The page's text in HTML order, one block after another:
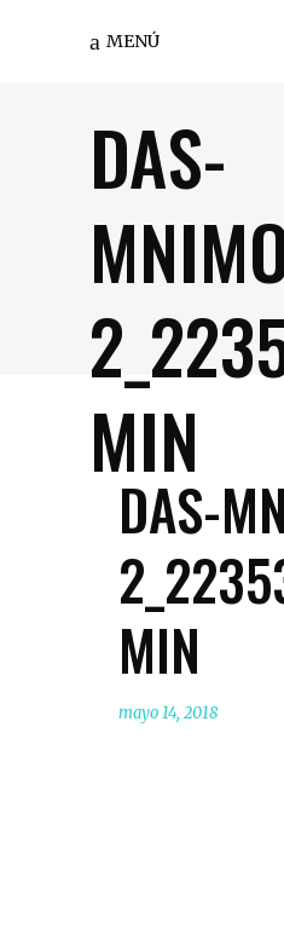
MENÚ
DAS-
MIN
DAS-
MIN
mayo 14, 2018